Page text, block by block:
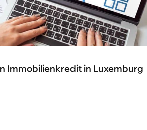
Immobilienkredit in Luxemburg